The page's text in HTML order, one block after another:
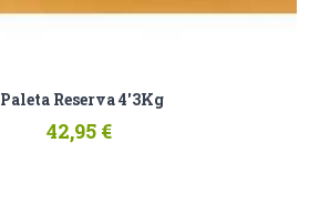
Paleta Reserva 4'3Kg
42,95 €